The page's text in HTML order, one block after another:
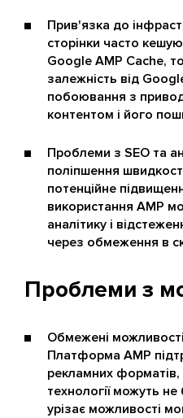
Прив'язка до
сторінки часто
Google AMP Cache,
залежність від
побоювання з
контентом і його
Проблеми з SEO та
поліпшення
потенційне
використання AMP
аналітику і
через обмеження в
Проблеми з
Обмежені
Платформа AMP
рекламних форматів,
технології можуть
урізає можливості